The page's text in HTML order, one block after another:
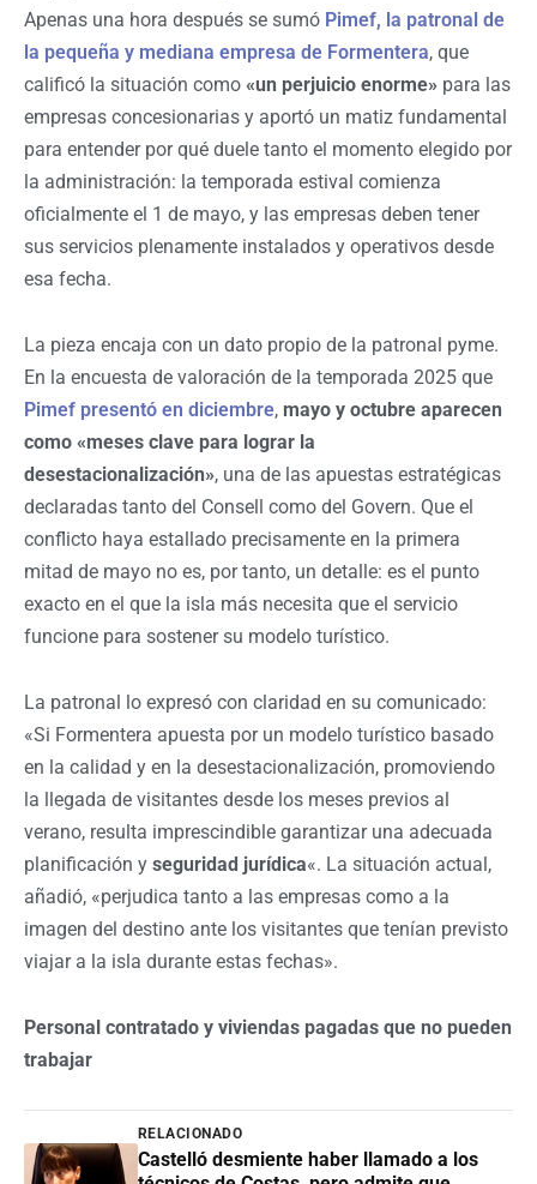
Apenas una hora después se sumó Pimef, la patronal de
la pequeña y mediana empresa de Formentera, que
calificó la situación como «un perjuicio enorme» para las
empresas concesionarias y aportó un matiz fundamental
para entender por qué duele tanto el momento elegido por
la administración: la temporada estival comienza
oficialmente el 1 de mayo, y las empresas deben tener
sus servicios plenamente instalados y operativos desde
esa fecha.
La pieza encaja con un dato propio de la patronal pyme.
En la encuesta de valoración de la temporada 2025 que
Pimef presentó en diciembre, mayo y octubre aparecen
como «meses clave para lograr la
desestacionalización», una de las apuestas estratégicas
declaradas tanto del Consell como del Govern. Que el
conflicto haya estallado precisamente en la primera
mitad de mayo no es, por tanto, un detalle: es el punto
exacto en el que la isla más necesita que el servicio
funcione para sostener su modelo turístico.
La patronal lo expresó con claridad en su comunicado:
«Si Formentera apuesta por un modelo turístico basado
en la calidad y en la desestacionalización, promoviendo
la llegada de visitantes desde los meses previos al
verano, resulta imprescindible garantizar una adecuada
planificación y seguridad jurídica«. La situación actual,
añadió, «perjudica tanto a las empresas como a la
imagen del destino ante los visitantes que tenían previsto
viajar a la isla durante estas fechas».
Personal contratado y viviendas pagadas que no pueden
trabajar
RELACIONADO
Castelló desmiente haber llamado a los